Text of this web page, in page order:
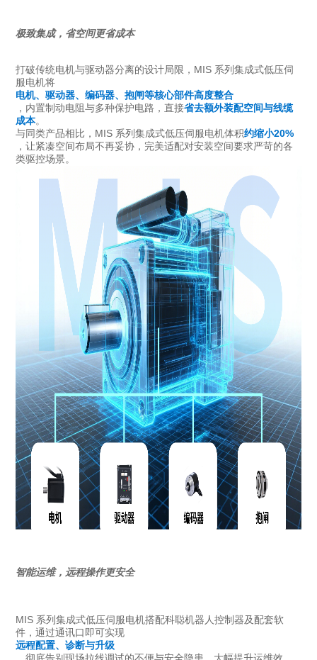
极致集成，省空间更省成本
打破传统电机与驱动器分离的设计局限，MIS 系列集成式低压伺
服电机将
电机、驱动器、编码器、抱闸等核心部件高度整合
，内置制动电阻与多种保护电路，直接省去额外装配空间与线缆
成本。
与同类产品相比，MIS 系列集成式低压伺服电机体积约缩小20%
，让紧凑空间布局不再妥协，完美适配对安装空间要求严苛的各
类驱控场景。
智能运维，远程操作更安全
MIS 系列集成式低压伺服电机搭配科聪机器人控制器及配套软
件，通过通讯口即可实现
远程配置、诊断与升级
，彻底告别现场拉线调试的不便与安全隐患，大幅提升运维效